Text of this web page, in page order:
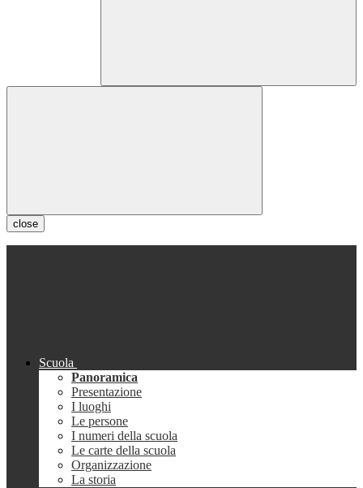
close
Scuola
Panoramica
Presentazione
I luoghi
Le persone
I numeri della scuola
Le carte della scuola
Organizzazione
La storia